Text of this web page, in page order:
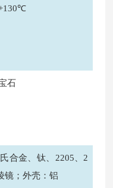
石
合金、钛、2205、2
镜；外壳：铝